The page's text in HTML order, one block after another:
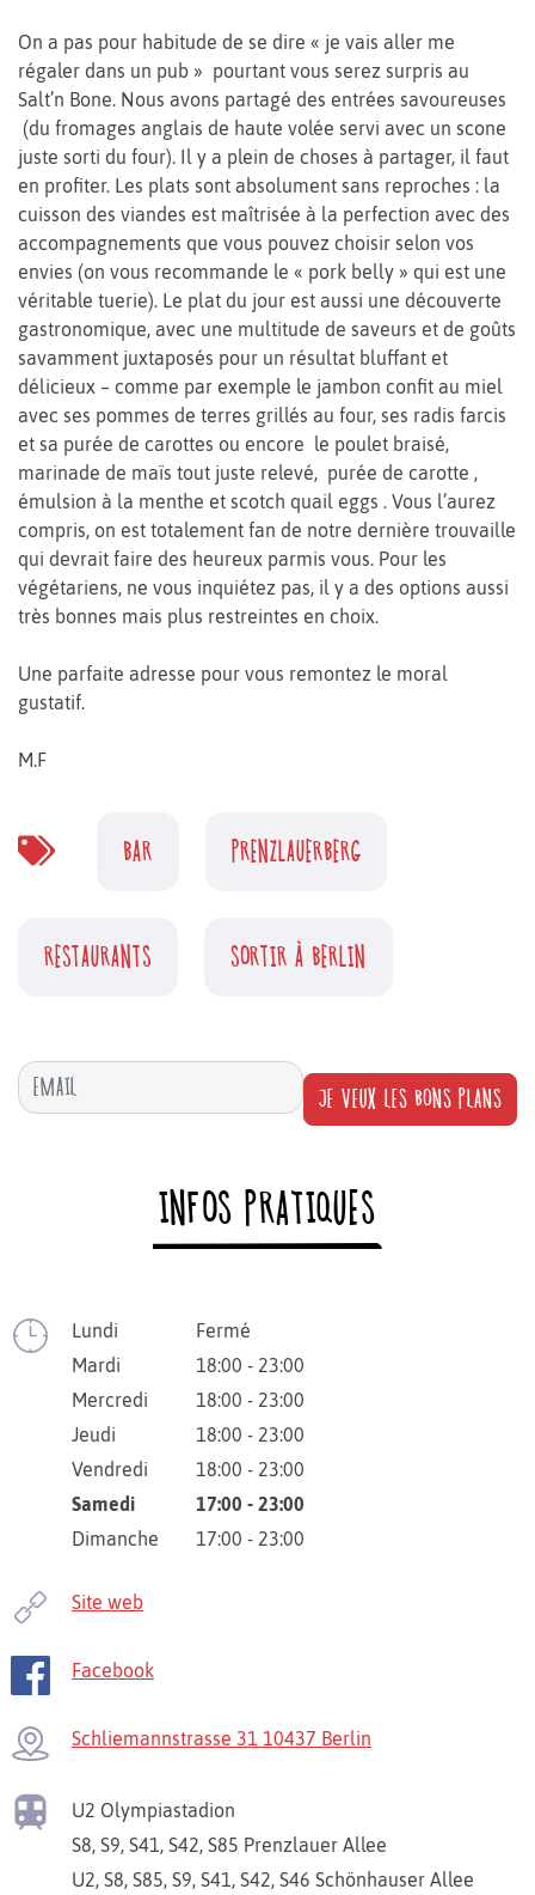
On a pas pour habitude de se dire « je vais aller me
régaler dans un pub » pourtant vous serez surpris au
Salt’n Bone. Nous avons partagé des entrées savoureuses
(du fromages anglais de haute volée servi avec un scone
juste sorti du four). Il y a plein de choses à partager, il faut
en profiter. Les plats sont absolument sans reproches : la
cuisson des viandes est maîtrisée à la perfection avec des
accompagnements que vous pouvez choisir selon vos
envies (on vous recommande le « pork belly » qui est une
véritable tuerie). Le plat du jour est aussi une découverte
gastronomique, avec une multitude de saveurs et de goûts
savamment juxtaposés pour un résultat bluffant et
délicieux – comme par exemple le jambon confit au miel
avec ses pommes de terres grillés au four, ses radis farcis
et sa purée de carottes ou encore le poulet braisé,
marinade de maïs tout juste relevé, purée de carotte ,
émulsion à la menthe et scotch quail eggs . Vous l’aurez
compris, on est totalement fan de notre dernière trouvaille
qui devrait faire des heureux parmis vous. Pour les
végétariens, ne vous inquiétez pas, il y a des options aussi
très bonnes mais plus restreintes en choix.
Une parfaite adresse pour vous remontez le moral
gustatif.
M.F
BAR PRENZLAUERBERG
RESTAURANTS SORTIR À BERLIN
JE VEUX LES BONS PLANS
INFOS PRATIQUES
Lundi
Fermé
Mardi
18:00 - 23:00
Mercredi
18:00 - 23:00
Jeudi
18:00 - 23:00
Vendredi
18:00 - 23:00
Samedi
17:00 - 23:00
Dimanche
17:00 - 23:00
Site web
Facebook
Schliemannstrasse 31 10437 Berlin
U2 Olympiastadion
S8, S9, S41, S42, S85 Prenzlauer Allee
U2, S8, S85, S9, S41, S42, S46 Schönhauser Allee